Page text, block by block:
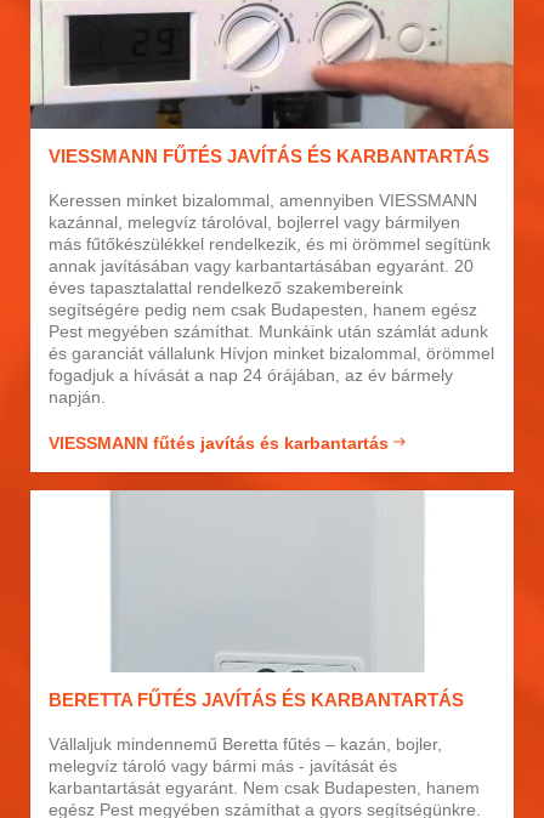
VIESSMANN FŰTÉS JAVÍTÁS ÉS KARBANTARTÁS
Keressen minket bizalommal, amennyiben VIESSMANN
kazánnal, melegvíz tárolóval, bojlerrel vagy bármilyen
más fűtőkészülékkel rendelkezik, és mi örömmel segítünk
annak javításában vagy karbantartásában egyaránt. 20
éves tapasztalattal rendelkező szakembereink
segítségére pedig nem csak Budapesten, hanem egész
Pest megyében számíthat. Munkáink után számlát adunk
és garanciát vállalunk Hívjon minket bizalommal, örömmel
fogadjuk a hívását a nap 24 órájában, az év bármely
napján.
VIESSMANN fűtés javítás és karbantartás
BERETTA FŰTÉS JAVÍTÁS ÉS KARBANTARTÁS
Vállaljuk mindennemű Beretta fűtés – kazán, bojler,
melegvíz tároló vagy bármi más - javítását és
karbantartását egyaránt. Nem csak Budapesten, hanem
egész Pest megyében számíthat a gyors segítségünkre.